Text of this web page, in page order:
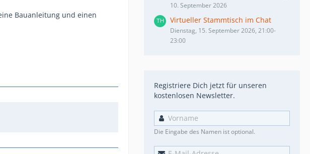
Bauanleitung und einen
10. September 2026
Virtueller Stammtisch im Chat
Dienstag, 15. September 2026, 21:00-
23:00
Registriere Dich jetzt für unseren
kostenlosen Newsletter.
Die Eingabe des Namen ist optional.